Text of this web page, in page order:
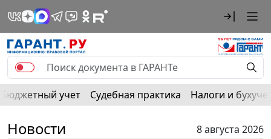
Бюджетный учет Судебная практика Налоги и
Новости
8 августа 2026